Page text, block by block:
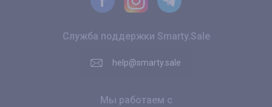
Служба поддержки Smarty.Sale
help@smarty.sale
Мы работаем с